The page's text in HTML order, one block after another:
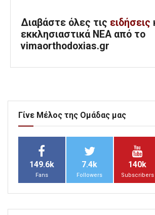
Διαβάστε όλες τις ειδήσεις
εκκλησιαστικά ΝΕΑ από το
vimaorthodoxias.gr
Γίνε Μέλος της Ομάδας μας
149.6k
Fans
7.4k
Followers
140k
Subscribers